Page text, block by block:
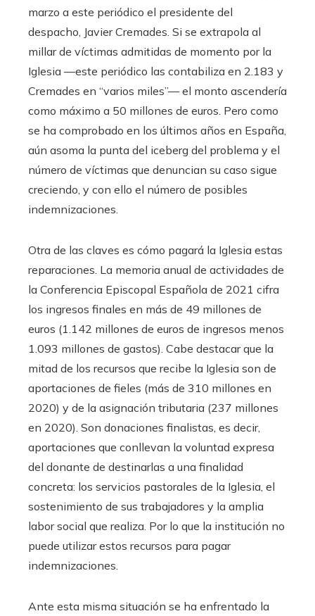
marzo a este periódico el presidente del
despacho, Javier Cremades. Si se extrapola al
millar de víctimas admitidas de momento por la
Iglesia —este periódico las contabiliza en 2.183 y
Cremades en “varios miles”— el monto ascendería
como máximo a 50 millones de euros. Pero como
se ha comprobado en los últimos años en España,
aún asoma la punta del iceberg del problema y el
número de víctimas que denuncian su caso sigue
creciendo, y con ello el número de posibles
indemnizaciones.
Otra de las claves es cómo pagará la Iglesia estas
reparaciones. La memoria anual de actividades de
la Conferencia Episcopal Española de 2021 cifra
los ingresos finales en más de 49 millones de
euros (1.142 millones de euros de ingresos menos
1.093 millones de gastos). Cabe destacar que la
mitad de los recursos que recibe la Iglesia son de
aportaciones de fieles (más de 310 millones en
2020) y de la asignación tributaria (237 millones
en 2020). Son donaciones finalistas, es decir,
aportaciones que conllevan la voluntad expresa
del donante de destinarlas a una finalidad
concreta: los servicios pastorales de la Iglesia, el
sostenimiento de sus trabajadores y la amplia
labor social que realiza. Por lo que la institución no
puede utilizar estos recursos para pagar
indemnizaciones.
Ante esta misma situación se ha enfrentado la